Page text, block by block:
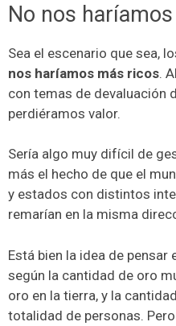
No nos
Sea el escenario que sea,
nos haríamos más ricos.
con temas de devaluación
perdiéramos valor.
Sería algo muy difícil de
más el hecho de que el
y estados con distintos
remarían en la misma
Está bien la idea de pensar
según la cantidad de oro
oro en la tierra, y la
totalidad de personas.